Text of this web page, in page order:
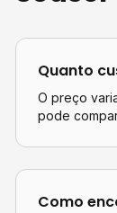
Quanto
O preço
pode
Como